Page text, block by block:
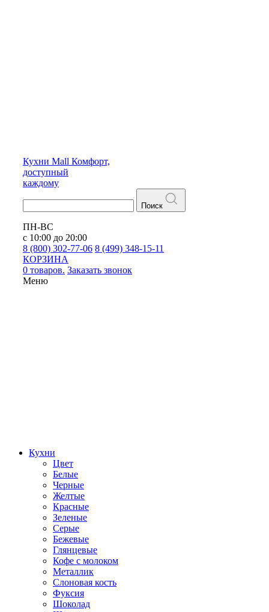
Кухни Mall Комфорт,
доступный
каждому
Поиск
ПН-ВС
с 10:00 до 20:00
8 (800) 302-77-06 8 (499) 348-15-11
КОРЗИНА
0 товаров. Заказать звонок
Меню
Кухни
Цвет
Белые
Черные
Желтые
Красные
Зеленые
Серые
Бежевые
Глянцевые
Кофе с молоком
Металлик
Слоновая кость
Фуксия
Шоколад